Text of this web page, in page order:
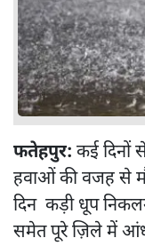
फतेहपुर: कई दिनों
हवाओं की वजह से
दिन कड़ी धूप
समेत पूरे ज़िले में